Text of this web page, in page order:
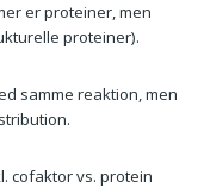
er proteiner, men
proteiner).
samme reaktion, men
cofaktor vs. protein